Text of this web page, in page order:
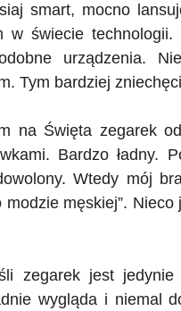
smart, mocno
w świecie
urządzenia.
Tym bardziej
na Święta zegarek
Bardzo ładny.
Wtedy mój
modzie męskiej”.
zegarek jest
wygląda i niemal